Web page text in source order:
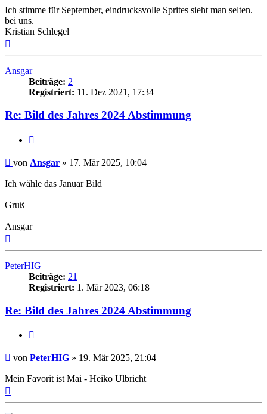
Ich stimme für September, eindrucksvolle Sprites sieht man selten.
bei uns.
Kristian Schlegel
Ansgar
Beiträge: 2
Registriert: 11. Dez 2021, 17:34
Re: Bild des Jahres 2024 Abstimmung
Beitrag
von Ansgar » 17. Mär 2025, 10:04
Ich wähle das Januar Bild
Gruß
Ansgar
PeterHIG
Beiträge: 21
Registriert: 1. Mär 2023, 06:18
Re: Bild des Jahres 2024 Abstimmung
Beitrag
von PeterHIG » 19. Mär 2025, 21:04
Mein Favorit ist Mai - Heiko Ulbricht
oben